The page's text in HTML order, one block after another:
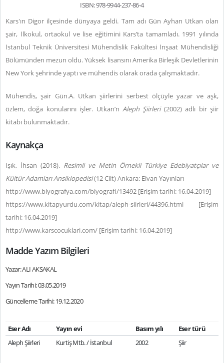
ISBN: 978-9944-237-86-4
Kars'ın Digor ilçesinde dünyaya geldi. Tam adı Gün Ayhan Utkan olan
şair, İlkokul, ortaokul ve lise eğitimini Kars’ta tamamladı. 1991 yılında
İstanbul Teknik Üniversitesi Mühendislik Fakültesi İnşaat Mühendisliği
Bölümünden mezun oldu. Yüksek lisansını Amerika Birleşik Devletlerinin
New York şehrinde yaptı ve mühendis olarak orada çalışmaktadır.
Mühendis, şair Gün.A. Utkan şiirlerini serbest ölçüyle yazar ve aşk,
özlem, doğa konularını işler. Utkan’n Aleph Şiirleri(2002) adlı bir şiir
kitabı bulunmaktadır.
Kaynakça
Işık, İhsan (2018). Resimli ve Metin Örnekli Türkiye Edebiyatçılar ve
Kültür Adamları Ansiklopedisi(12 Cilt) Ankara: Elvan Yayınları
http://www.biyografya.com/biyografi/13492 [Erişim tarihi: 16.04.2019]
https://www.kitapyurdu.com/kitap/aleph-siirleri/44396.html [Erişim
tarihi: 16.04.2019]
http://www.karscocuklari.com/ [Erişim tarihi: 16.04.2019]
Madde Yazım Bilgileri
Yazar: ALI AKSAKAL
Yayın Tarihi: 03.05.2019
Güncelleme Tarihi: 19.12.2020
Eser Adı Yayın evi Basım yılı
Eser türü
Aleph Şiirleri
Kurtiş Mtb. / İstanbul 2002 Şiir